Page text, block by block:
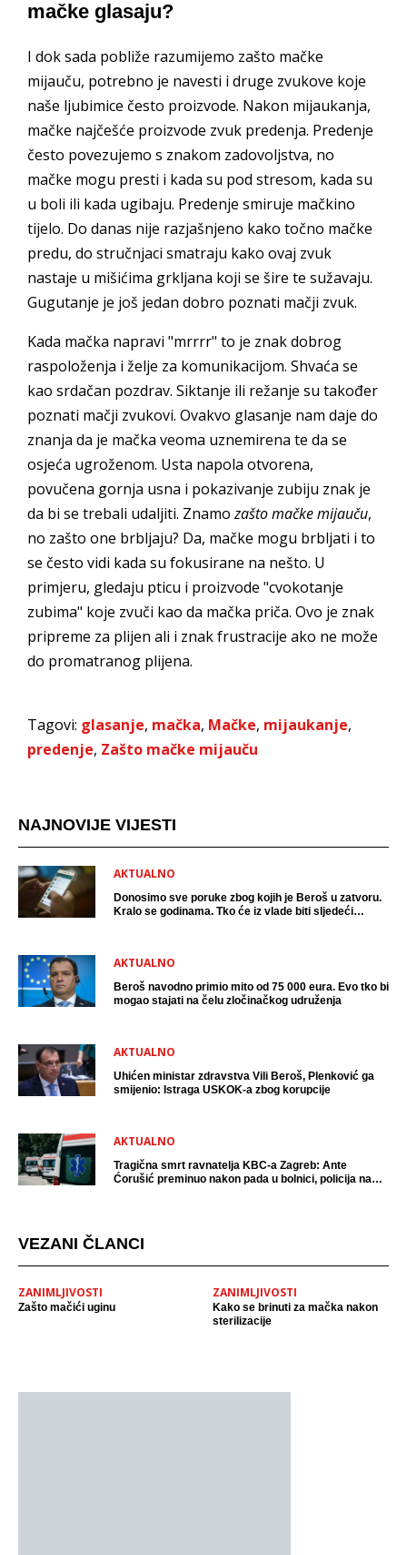
mačke glasaju?
I dok sada pobliže razumijemo zašto mačke
mijauču, potrebno je navesti i druge zvukove koje
naše ljubimice često proizvode. Nakon mijaukanja,
mačke najčešće proizvode zvuk predenja. Predenje
često povezujemo s znakom zadovoljstva, no
mačke mogu presti i kada su pod stresom, kada su
u boli ili kada ugibaju. Predenje smiruje mačkino
tijelo. Do danas nije razjašnjeno kako točno mačke
predu, do stručnjaci smatraju kako ovaj zvuk
nastaje u mišićima grkljana koji se šire te sužavaju.
Gugutanje je još jedan dobro poznati mačji zvuk.
Kada mačka napravi "mrrrr" to je znak dobrog
raspoloženja i želje za komunikacijom. Shvaća se
kao srdačan pozdrav. Siktanje ili režanje su također
poznati mačji zvukovi. Ovakvo glasanje nam daje do
znanja da je mačka veoma uznemirena te da se
osjeća ugroženom. Usta napola otvorena,
povučena gornja usna i pokazivanje zubiju znak je
da bi se trebali udaljiti. Znamozašto mačke mijauču,
no zašto one brbljaju? Da, mačke mogu brbljati i to
se često vidi kada su fokusirane na nešto. U
primjeru, gledaju pticu i proizvode "cvokotanje
zubima" koje zvuči kao da mačka priča. Ovo je znak
pripreme za plijen ali i znak frustracije ako ne može
do promatranog plijena.
Tagovi: glasanje, mačka, Mačke, mijaukanje,
predenje, Zašto mačke mijauču
NAJNOVIJE VIJESTI
AKTUALNO
Donosimo sve poruke zbog kojih je Beroš u zatvoru.
Kralo se godinama. Tko će iz vlade biti sljedeći
AKTUALNO
Beroš navodno primio mito od 75 000 eura. Evo tko bi
mogao stajati na čelu zločinačkog udruženja
AKTUALNO
Uhićen ministar zdravstva Vili Beroš, Plenković ga
smijenio: Istraga USKOK-a zbog korupcije
AKTUALNO
Tragična smrt ravnatelja KBC-a Zagreb: Ante
Ćorušić preminuo nakon pada u bolnici, policija na
VEZANI ČLANCI
ZANIMLJIVOSTI
Zašto mačići uginu
ZANIMLJIVOSTI
Kako se brinuti za mačka nakon
sterilizacije